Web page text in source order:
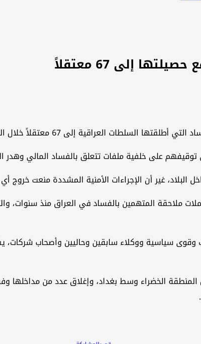
إلى 67 معتقلاً خلال الساعات الأربع والعشرين الأولى.
على خلفية ملفات تتعلق بالفساد المالي وهدر
البلاد، غير أن الإجراءات الأمنية المشددة منعت خروج
بدء واحدة من أوسع حملات ملاحقة المتهمين بالفساد في
وقوى سياسية ووكلاء سابقين وحاليين وأصحاب
المنطقة الخضراء وسط بغداد، وإغلاق عدد من